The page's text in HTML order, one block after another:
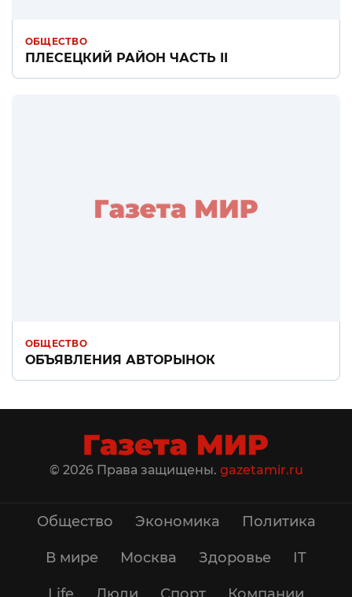
ОБЩЕСТВО
ПЛЕСЕЦКИЙ РАЙОН ЧАСТЬ II
ОБЩЕСТВО
ОБЪЯВЛЕНИЯ АВТОРЫНОК
© 2026 Права защищены. gazetamir.ru
Общество Экономика Политика
В мире Москва Здоровье IT